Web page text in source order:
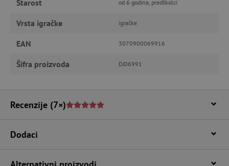
Starost od 6 godina, predškolci
Vrsta igračke igračke
EAN 3070900069916
Šifra proizvoda DJ06991
Recenzije (7×)
Dodaci
Ime
featureFlagIdentifier www.agatinsvijet.hr